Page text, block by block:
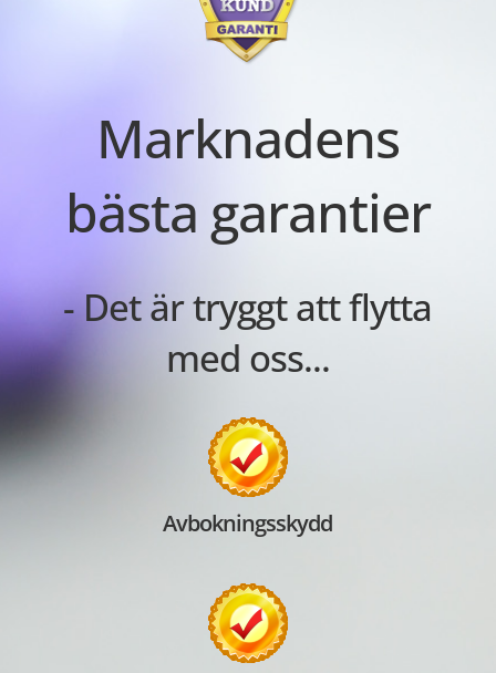
Marknadens
bästa garantier
- Det är tryggt att flytta
med oss...
Avbokningsskydd